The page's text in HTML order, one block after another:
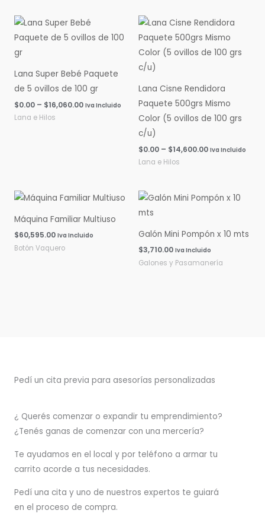
Lana Super Bebé Paquete
de 5 ovillos de 100 gr
$0.00 – $16,060.00
Rango
de
precios:
$16,060.00
Iva Incluido
Lana e Hilos
Lana Cisne Rendidora
Paquete 500grs Mismo
Color (5 ovillos de 100 grs
c/u)
$0.00 – $14,600.00
Rango
de
precios:
desde
$0.00
Iva Incluido
Lana e Hilos
Máquina Familiar Multiuso
$60,595.00 Iva Incluido
Botón Vaquero
Galón Mini Pompón x 10 mts
$3,710.00 Iva Incluido
Galones y Pasamanería
Pedí un cita previa para asesorías personalizadas
¿ Querés comenzar o expandir tu emprendimiento?
¿Tenés ganas de comenzar con una mercería?
Te ayudamos en el local y por teléfono a armar tu
carrito acorde a tus necesidades.
Pedí una cita y uno de nuestros expertos te guiará
en el proceso de compra.